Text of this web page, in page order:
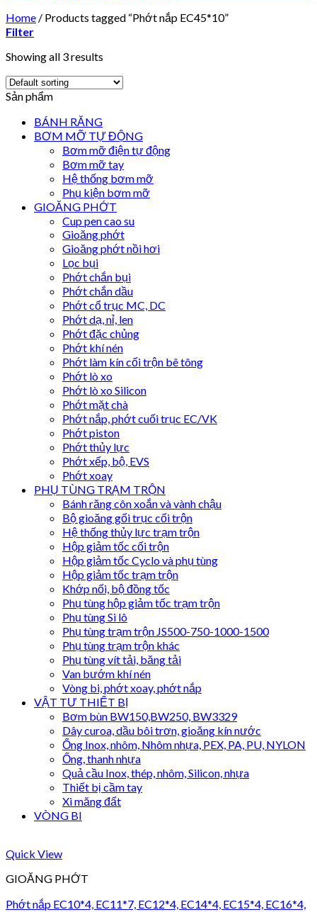
Home / Products tagged “Phớt nắp EC45*10”
Filter
Showing all 3 results
Sản phẩm
BÁNH RĂNG
BƠM MỠ TỰ ĐỘNG
Bơm mỡ điện tự động
Bơm mỡ tay
Hệ thống bơm mỡ
Phụ kiện bơm mỡ
GIOĂNG PHỚT
Cup pen cao su
Gioăng phớt
Gioăng phớt nồi hơi
Lọc bụi
Phớt chắn bụi
Phớt chắn dầu
Phớt cổ trục MC, DC
Phớt dạ, nỉ, len
Phớt đặc chủng
Phớt khí nén
Phớt làm kín cối trộn bê tông
Phớt lò xo
Phớt lò xo Silicon
Phớt mặt chà
Phớt nắp, phớt cuối trục EC/VK
Phớt piston
Phớt thủy lực
Phớt xếp, bộ, EVS
Phớt xoay
PHỤ TÙNG TRẠM TRỘN
Bánh răng côn xoắn và vành chậu
Bộ gioăng gối trục cối trộn
Hệ thống thủy lực trạm trộn
Hộp giảm tốc cối trộn
Hộp giảm tốc Cyclo và phụ tùng
Hộp giảm tốc trạm trộn
Khớp nối, bộ đồng tốc
Phụ tùng hộp giảm tốc trạm trộn
Phụ tùng Si lô
Phụ tùng trạm trộn JS500-750-1000-1500
Phụ tùng trạm trộn khác
Phụ tùng vít tải, băng tải
Van bướm khí nén
Vòng bi, phớt xoay, phớt nắp
VẬT TƯ THIẾT BỊ
Bơm bùn BW150,BW250, BW3329
Dây curoa, dầu bôi trơn, gioăng kín nước
Ống Inox, nhôm, Nhôm nhựa, PEX, PA, PU, NYLON
Ống, thanh nhựa
Quả cầu Inox, thép, nhôm, Silicon, nhựa
Thiết bị cầm tay
Xi măng đất
VÒNG BI
Quick View
GIOĂNG PHỚT
Phớt nắp EC10*4, EC11*7, EC12*4, EC14*4, EC15*4, EC16*4,